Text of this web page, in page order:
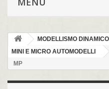
MODELLISMO DINAMICO
MINI E MICRO AUTOMODELLI
MP